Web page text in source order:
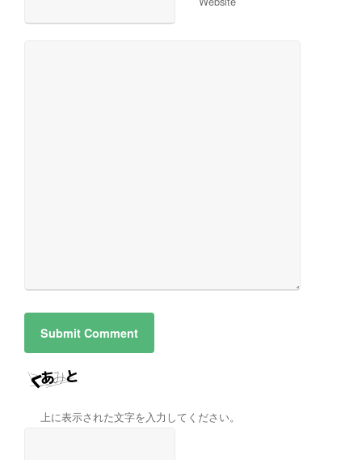
上に表示された文字を入力してください。